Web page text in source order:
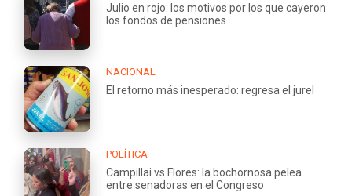
Julio en rojo: los motivos por los que cayeron
los fondos de pensiones
NACIONAL
El retorno más inesperado: regresa el jurel
POLÍTICA
Campillai vs Flores: la bochornosa pelea
entre senadoras en el Congreso